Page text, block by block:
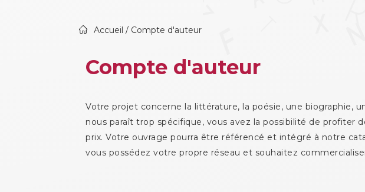
Accueil / Compte d'auteur
Compte d'auteur
Votre projet concerne la littérature, la poésie, une biographie,
nous paraît trop spécifique, vous avez la possibilité de profiter
prix. Votre ouvrage pourra être référencé et intégré à notre
vous possédez votre propre réseau et souhaitez